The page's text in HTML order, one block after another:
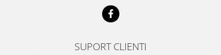
SUPORT CLIENTI